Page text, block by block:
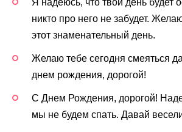
Я надеюсь, что твой день будет
никто про него не забудет.
этот знаменательный день.
Желаю тебе сегодня смеяться
днем рождения, дорогой!
С Днем Рождения, дорогой!
мы не будем спать. Давай